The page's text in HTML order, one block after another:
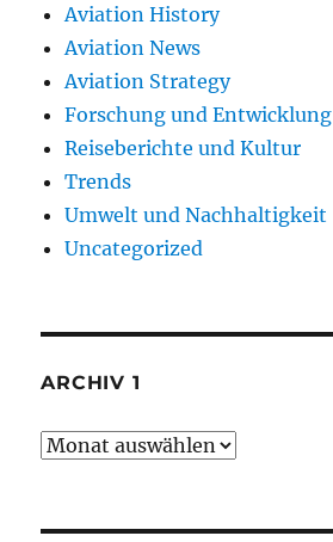
Aviation History
Aviation News
Aviation Strategy
Forschung und Entwicklung
Reiseberichte und Kultur
Trends
Umwelt und Nachhaltigkeit
Uncategorized
ARCHIV 1
Archiv